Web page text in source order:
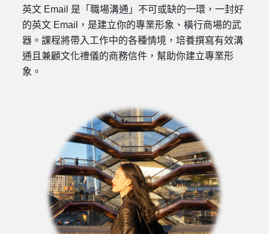
英文 Email 是「職場溝通」不可或缺的一環，一封好
的英文 Email，是建立你的專業形象、橫行商場的武
器。課程將帶入工作中的各種情境，培養撰寫有效溝
通且兼顧文化禮儀的商務信件，幫助你建立專業形
象。